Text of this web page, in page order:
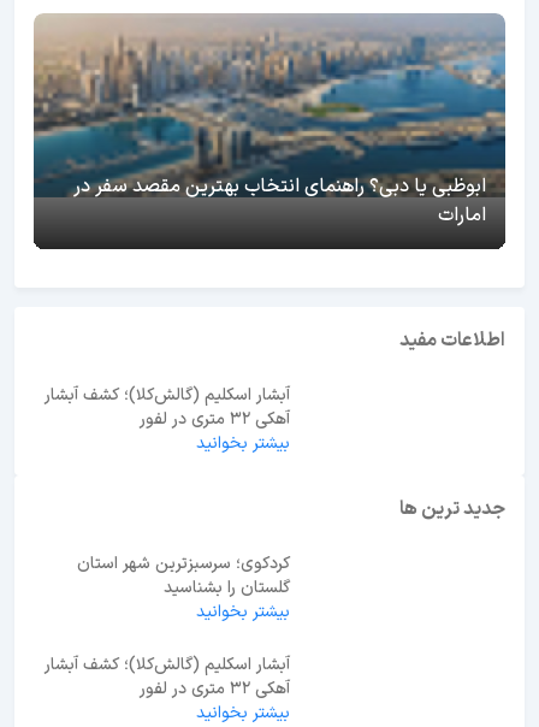
ابوظبی یا دبی؟ راهنمای انتخاب بهترین مقصد سفر در
امارات
اطلاعات مفید
آبشار اسکلیم (گالش‌کلا)؛ کشف آبشار
آهکی ۳۲ متری در لفور
بیشتر بخوانید
جدید ترین ها
کردکوی؛ سرسبزترین شهر استان
گلستان را بشناسید
بیشتر بخوانید
آبشار اسکلیم (گالش‌کلا)؛ کشف آبشار
آهکی ۳۲ متری در لفور
بیشتر بخوانید